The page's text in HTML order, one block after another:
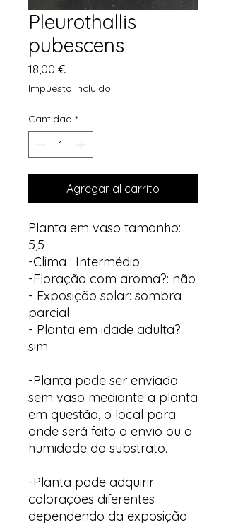
Pleurothallis
pubescens
18,00 €Precio
Impuesto incluido
Cantidad *
Agregar al carrito
Planta em vaso tamanho:
5,5
-Clima : Intermédio
-Floração com aroma?: não
- Exposição solar: sombra
parcial
- Planta em idade adulta?:
sim
-Planta pode ser enviada
sem vaso mediante a planta
em questão, o local para
onde será feito o envio ou a
humidade do substrato.
-Planta pode adquirir
colorações diferentes
dependendo da exposição